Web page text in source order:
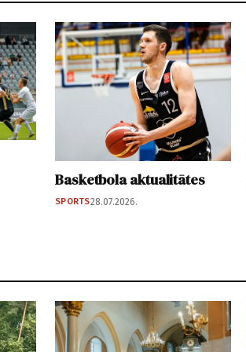
Basketbola aktualitātes
SPORTS28.07.2026.